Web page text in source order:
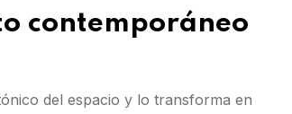
contemporáneo
del espacio y lo transforma en